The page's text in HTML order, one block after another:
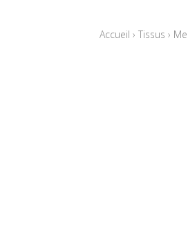
Accueil › Tissus ›